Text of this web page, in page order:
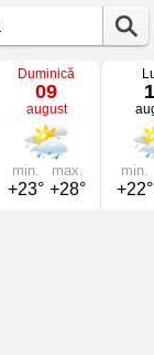
Duminică
09
august
min.
+23°
max.
+28°
min.
+22°